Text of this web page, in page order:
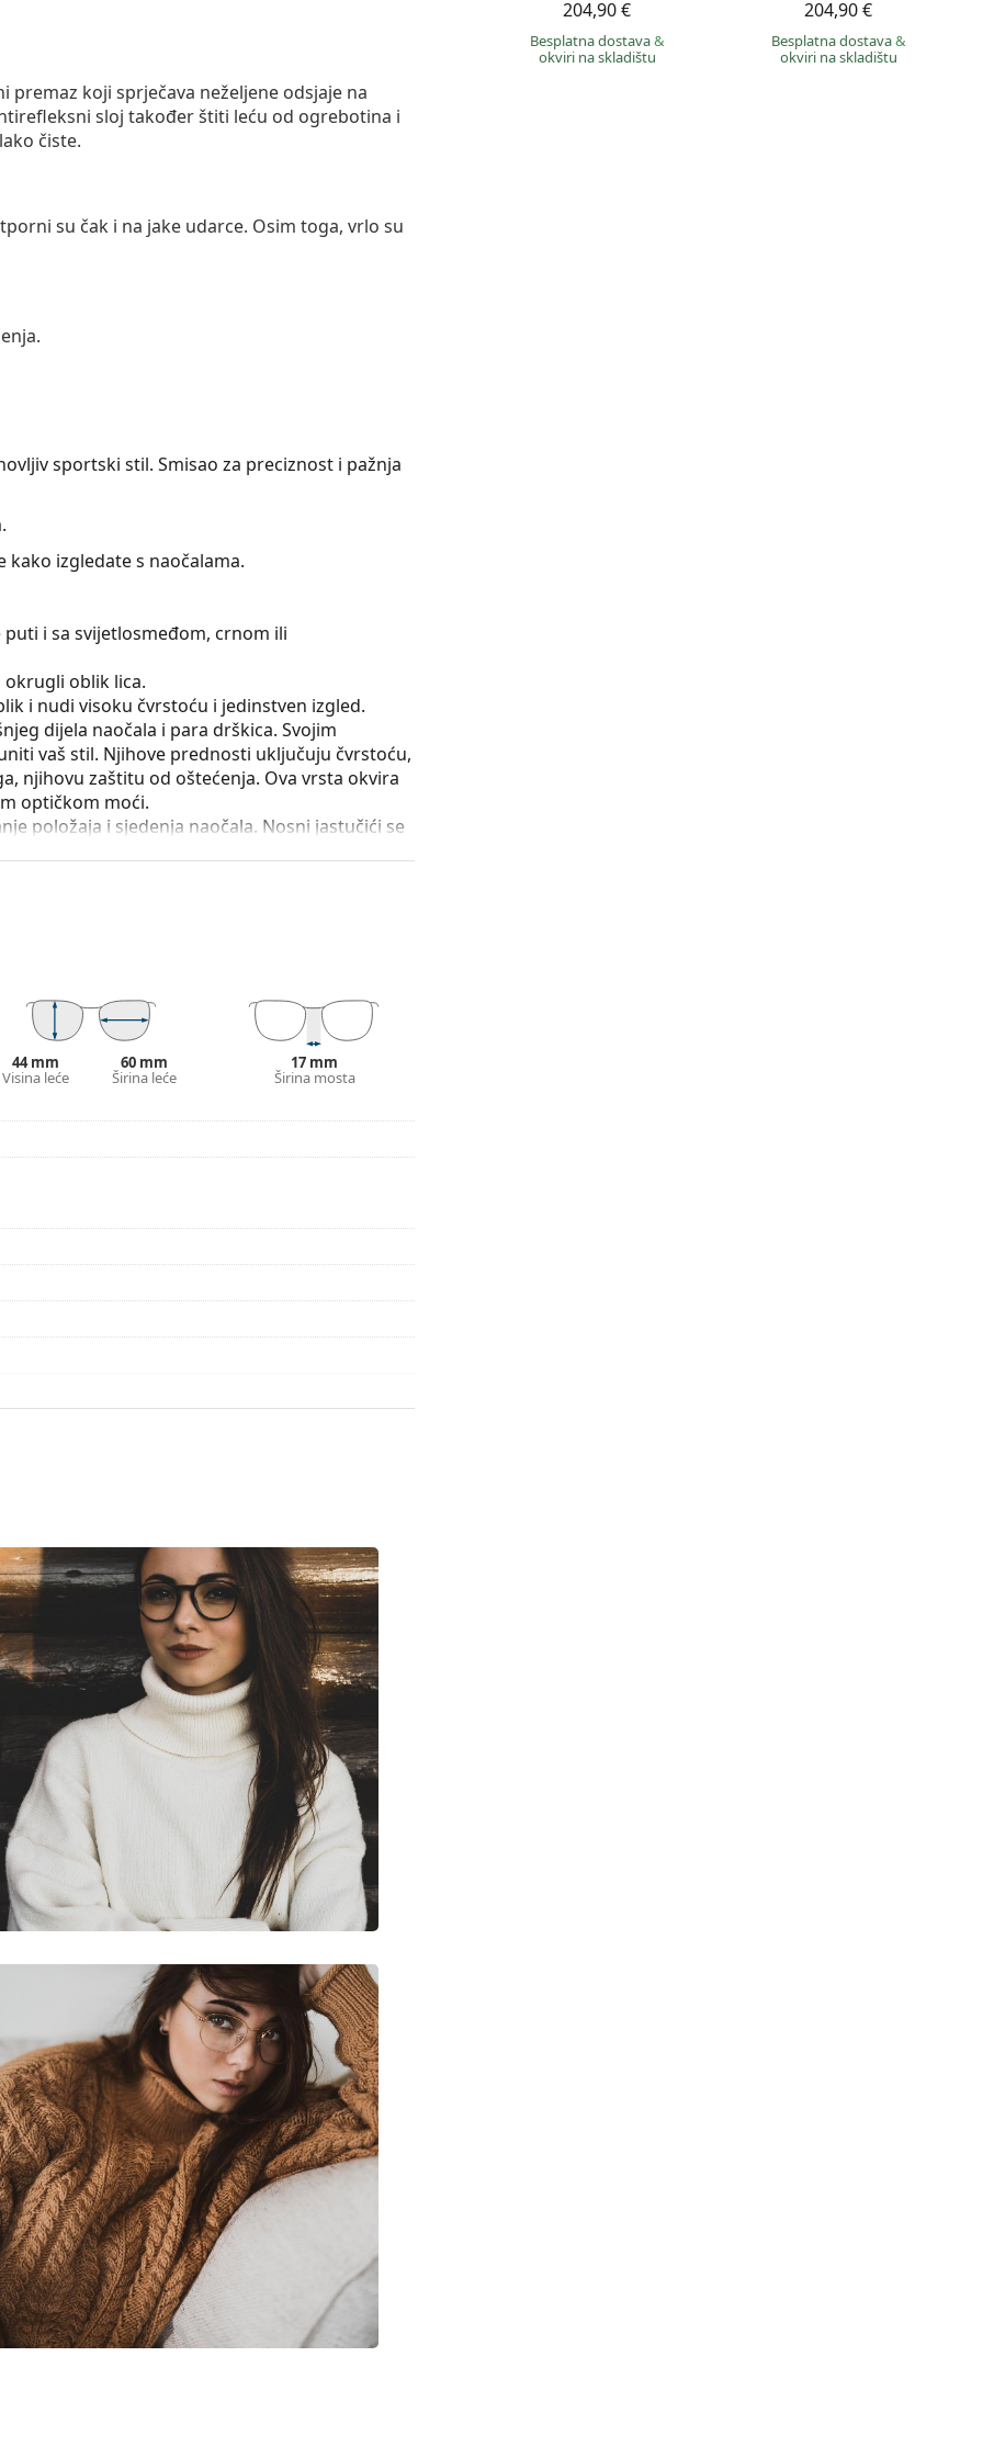
204,90 €
Besplatna dostava&
okviri na skladištu
204,90 €
Besplatna dostava&
okviri na skladištu
premaz koji sprječava neželjene odsjaje na
sloj također štiti leću od ogrebotina i
čiste.
su čak i na jake udarce. Osim toga, vrlo su
sportski stil. Smisao za preciznost i pažnja
izgledate s naočalama.
i sa svijetlosmeđom, crnom ili
oblik lica.
i nudi visoku čvrstoću i jedinstven izgled.
dijela naočala i para drškica. Svojim
vaš stil. Njihove prednosti uključuju čvrstoću,
njihovu zaštitu od oštećenja. Ova vrsta okvira
optičkom moći.
položaja i sjedenja naočala. Nosni jastučići se
ili lom zbog nestručne manipulacije.
i njena izvedba mogu se razlikovati.
za uporabu.
44 mm
Visina leće
60 mm
Širina leće
17 mm
Širina mosta